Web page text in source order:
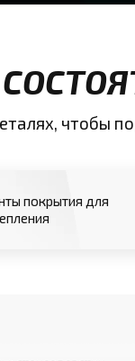
чтобы
покрытия для